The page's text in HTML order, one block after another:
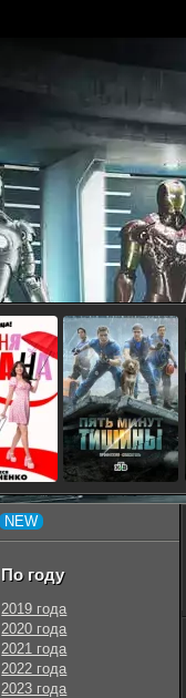
По году
2019 года
2020 года
2021 года
2022 года
2023 года